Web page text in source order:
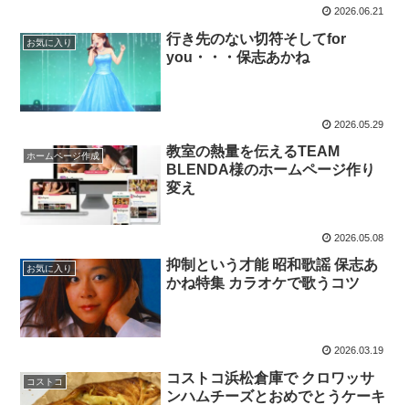
2026.06.21
お気に入り
行き先のない切符そしてfor
you・・・保志あかね
2026.05.29
ホームページ作成
教室の熱量を伝えるTEAM
BLENDA様のホームページ作り
変え
2026.05.08
お気に入り
抑制という才能 昭和歌謡 保志あ
かね特集 カラオケで歌うコツ
2026.03.19
コストコ
コストコ浜松倉庫で クロワッサ
ンハムチーズとおめでとうケーキ